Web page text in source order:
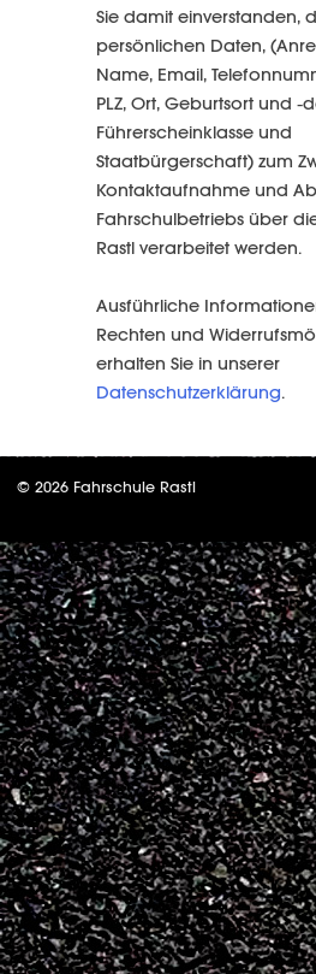
Sie damit einverstanden,
persönlichen Daten,
Name, Email,
PLZ, Ort, Geburtsort und -
Führerscheinklasse und
Staatbürgerschaft) zum
Kontaktaufnahme und
Fahrschulbetriebs über
Rastl verarbeitet werden.
Ausführliche
Rechten und
erhalten Sie in unserer
Datenschutzerklärung.
© 2026 Fahrschule Rastl